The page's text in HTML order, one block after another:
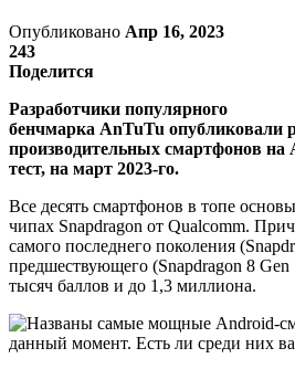
Опубликовано Апр 16, 2023
243
Поделится
Разработчики популярного
бенчмарка AnTuTu опубликовали
производительных смартфонов
тест, на март 2023-го.
Все десять смартфонов в топе
чипах Snapdragon от Qualcomm.
самого последнего поколения
предшествующего (Snapdragon 8
тысяч баллов и до 1,3 миллиона.